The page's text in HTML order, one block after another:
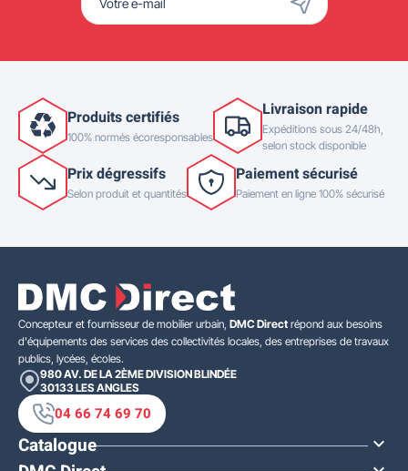
Produits certifiés
100% normés écoresponsables
Livraison rapide
Expéditions sous 24/48h,
selon stock disponible
Prix dégressifs
Selon produit et quantités
Paiement sécurisé
Paiement en ligne 100% sécurisé
Concepteur et fournisseur de mobilier urbain, DMC Direct répond aux besoins
d'équipements des services des collectivités locales, des entreprises de travaux
publics, lycées, écoles.
980 AV. DE LA 2ÈME DIVISION BLINDÉE
30133 LES ANGLES
04 66 74 69 70
Catalogue 